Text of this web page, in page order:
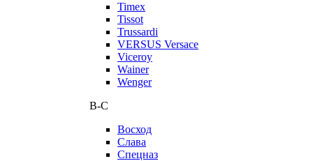
Timex
Tissot
Trussardi
VERSUS Versace
Viceroy
Wainer
Wenger
В-С
Восход
Слава
Спецназ